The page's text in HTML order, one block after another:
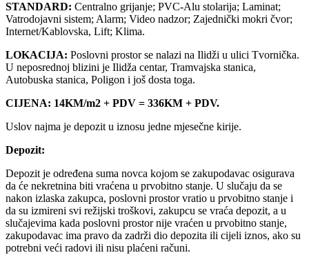
STANDARD: Centralno grijanje; PVC-Alu stolarija; Laminat;
Vatrodojavni sistem; Alarm; Video nadzor; Zajednički mokri čvor;
Internet/Kablovska, Lift; Klima.
LOKACIJA: Poslovni prostor se nalazi na Ilidži u ulici Tvornička.
U neposrednoj blizini je Ilidža centar, Tramvajska stanica,
Autobuska stanica, Poligon i još dosta toga.
CIJENA: 14KM/m2 + PDV = 336KM + PDV.
Uslov najma je depozit u iznosu jedne mjesečne kirije.
Depozit:
Depozit je određena suma novca kojom se zakupodavac osigurava
da će nekretnina biti vraćena u prvobitno stanje. U slučaju da se
nakon izlaska zakupca, poslovni prostor vratio u prvobitno stanje i
da su izmireni svi režijski troškovi, zakupcu se vraća depozit, a u
slučajevima kada poslovni prostor nije vraćen u prvobitno stanje,
zakupodavac ima pravo da zadrži dio depozita ili cijeli iznos, ako su
potrebni veći radovi ili nisu plaćeni računi.